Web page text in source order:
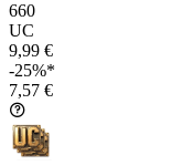
660
UC
9,99 €
-25%*
7,57 €